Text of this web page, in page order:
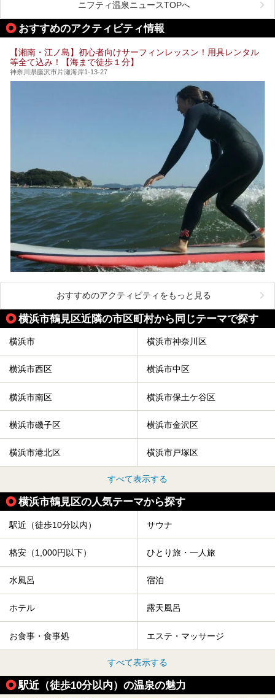
提供元：株式会社西武・プリンスホテルズワールドワイド
【PR】
この記事はザ・プリンス 箱根芦ノ湖のPR記事です。
そしてここは全24室の「箱根 芦ノ湖畔蛸川温泉 龍宮殿」と
して宿泊もできます。宿泊者は「龍宮殿本館」の営業時間に
加えて、朝6時からの宿泊者専用時間帯にも「龍宮殿本館」
のお風呂が利用できます。
今回は日帰り温泉としての「絶景日帰り温泉 龍宮殿本館
（以下、龍宮殿本館）」と、旅館としての「箱根 芦ノ湖畔
蛸川温泉 龍宮殿（以下、龍宮殿）」の両方の魅力をたっぷ
りお伝えします！
ここは箱根神社、九頭龍神社、白龍神社、箱根元宮と箱根の
4つの神社に囲まれたパワースポットです。
提供元：株式会社西武・プリンスホテルズワールドワイド
この記事は箱根 芦ノ湖畔蛸川温泉 龍宮殿のPR記事です。
ニフティ温泉ニュースTOPへ
おすすめのアクティビティ情報
【湘南・江ノ島】初心者向けサーフィンレッスン！用具レンタル
等全て込み！【海まで徒歩１分】
神奈川県藤沢市片瀬海岸1-13-27
おすすめのアクティビティをもっと見る
横浜市鶴見区近隣の市区町村から同じテーマで探す
横浜市 横浜市神奈川区
横浜市西区 横浜市中区
横浜市南区 横浜市保土ケ谷区
横浜市磯子区 横浜市金沢区
横浜市港北区 横浜市戸塚区
すべて表示する
横浜市鶴見区の人気テーマから探す
駅近（徒歩10分以内） サウナ
格安（1,000円以下） ひとり旅・一人旅
水風呂 宿泊
ホテル 露天風呂
お食事・食事処 エステ・マッサージ
すべて表示する
駅近（徒歩10分以内）の温泉の魅力